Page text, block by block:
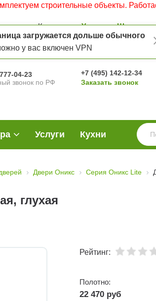
загружается дольше обычного
у вас включен VPN
строительные объекты. Работаем с
Контакты Услуги Шоу-рум
04-23
звонок по РФ
+7 (495) 142-12-34
Заказать звонок
Услуги Кухни
Двери Оникс Серия Оникс Lite
глухая
Рейтинг:
Полотно:
22 470 руб